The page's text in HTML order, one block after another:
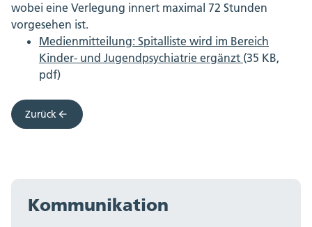
wobei eine Verlegung innert maximal 72 Stunden
vorgesehen ist.
Medienmitteilung: Spitalliste wird im Bereich
Kinder- und Jugendpsychiatrie ergänzt (35 KB,
pdf)
Zurück
Kommunikation